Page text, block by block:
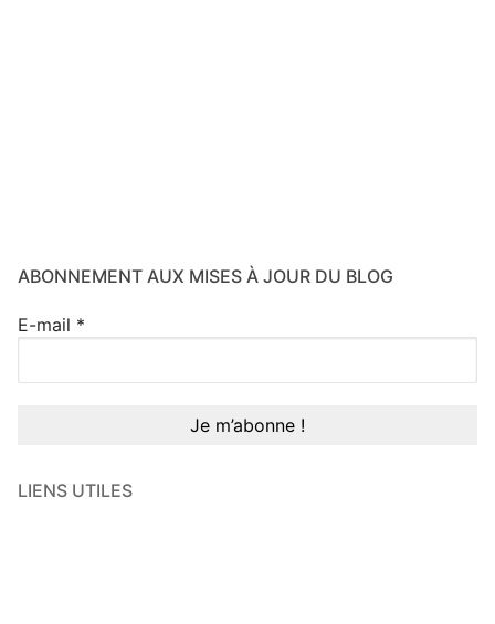
ABONNEMENT AUX MISES À JOUR DU BLOG
E-mail *
LIENS UTILES